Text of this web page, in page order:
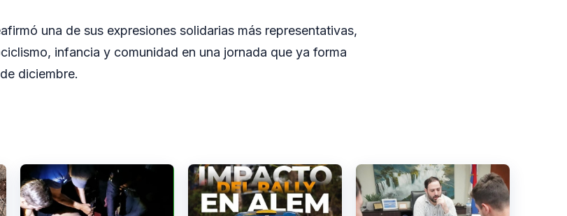
una de sus expresiones solidarias más representativas,
infancia y comunidad en una jornada que ya forma
diciembre.